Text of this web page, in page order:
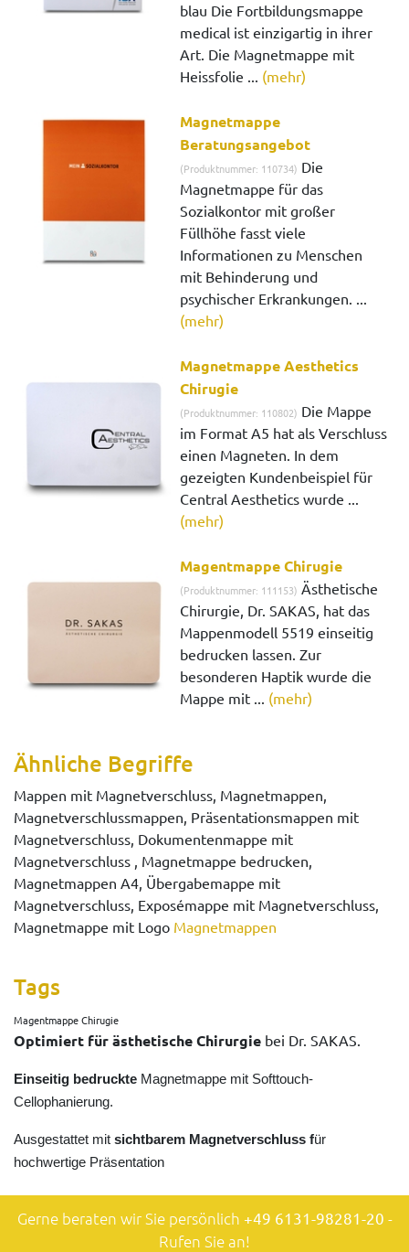
blau Die Fortbildungsmappe
medical ist einzigartig in ihrer
Art. Die Magnetmappe mit
Heissfolie ... (mehr)
Magnetmappe
Beratungsangebot
(Produktnummer: 110734) Die
Magnetmappe für das
Sozialkontor mit großer
Füllhöhe fasst viele
Informationen zu Menschen
mit Behinderung und
psychischer Erkrankungen. ...
(mehr)
Magnetmappe Aesthetics
Chirugie
(Produktnummer: 110802) Die Mappe
im Format A5 hat als Verschluss
einen Magneten. In dem
gezeigten Kundenbeispiel für
Central Aesthetics wurde ...
(mehr)
Magentmappe Chirugie
(Produktnummer: 111153) Ästhetische
Chirurgie, Dr. SAKAS, hat das
Mappenmodell 5519 einseitig
bedrucken lassen. Zur
besonderen Haptik wurde die
Mappe mit ... (mehr)
Ähnliche Begriffe
Mappen mit Magnetverschluss, Magnetmappen,
Magnetverschlussmappen, Präsentationsmappen mit
Magnetverschluss, Dokumentenmappe mit
Magnetverschluss , Magnetmappe bedrucken,
Magnetmappen A4, Übergabemappe mit
Magnetverschluss, Exposémappe mit Magnetverschluss,
Magnetmappe mit Logo Magnetmappen
Tags
Magentmappe Chirugie
Optimiert für ästhetische Chirurgie bei Dr. SAKAS.
Einseitig bedruckte Magnetmappe mit Softtouch-
Cellophanierung.
Ausgestattet mit sichtbarem Magnetverschluss für
hochwertige Präsentation
Gerne beraten wir Sie persönlich +49 6131-98281-20 -
Rufen Sie an!